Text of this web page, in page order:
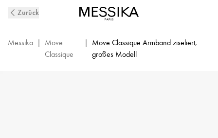
Classique
aus
Zurück
Messika |
Move
Classique
|
Move Classique Armband ziseliert,
großes Modell